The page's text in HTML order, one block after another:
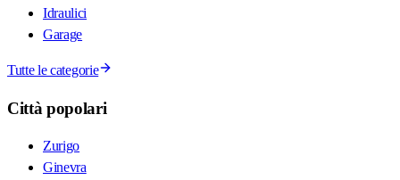
Idraulici
Garage
Tutte le categorie
Città popolari
Zurigo
Ginevra